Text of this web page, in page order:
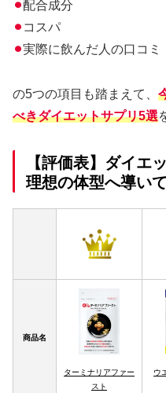
⚫︎配合成分
⚫︎ コスパ
⚫︎実際に飲んだ人の口コミ
の5つの項目も踏まえて、
べきダイエットサプリ5選
【評価表】ダイエ
理想の体型へ導い
商品名
ターミナリアファー
スト
ウ